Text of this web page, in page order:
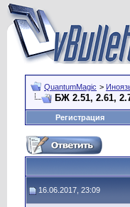
QuantumMagic >
БЖ 2.51, 2.61,
Регистрация
16.06.2017, 23:09